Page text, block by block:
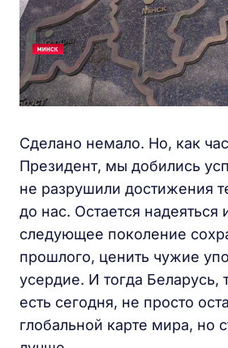
Сделано немало. Но, как
Президент, мы добились
не разрушили достижения
до нас. Остается надеяться
следующее поколение
прошлого, ценить чужие
усердие. И тогда Беларусь,
есть сегодня, не просто
глобальной карте мира, но